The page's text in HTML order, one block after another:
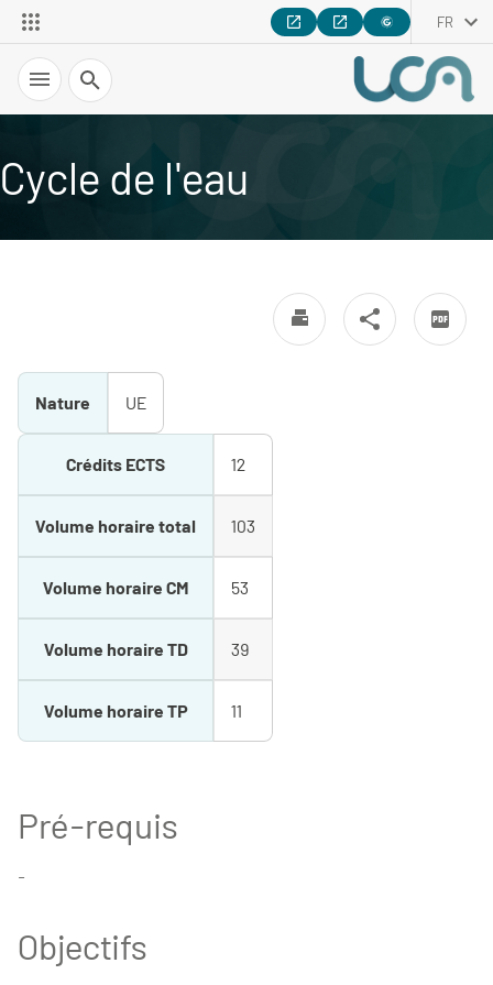
FR
Recherche
Cycle de l'eau
Nature UE
Crédits ECTS 12
Volume horaire total 103
Volume horaire CM 53
Volume horaire TD 39
Volume horaire TP 11
Pré-requis
-
Objectifs